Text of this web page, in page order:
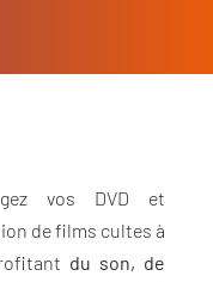
vos DVD et
de films cultes à
du son, de